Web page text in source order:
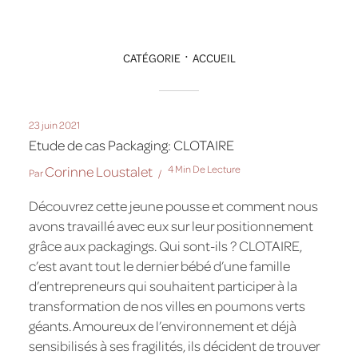
CATÉGORIE ACCUEIL
23 juin 2021
Etude de cas Packaging: CLOTAIRE
ParCorinne Loustalet 4 Min De Lecture
Découvrez cette jeune pousse et comment nous
avons travaillé avec eux sur leur positionnement
grâce aux packagings. Qui sont-ils ? CLOTAIRE,
c’est avant tout le dernier bébé d’une famille
d’entrepreneurs qui souhaitent participer à la
transformation de nos villes en poumons verts
géants. Amoureux de l’environnement et déjà
sensibilisés à ses fragilités, ils décident de trouver